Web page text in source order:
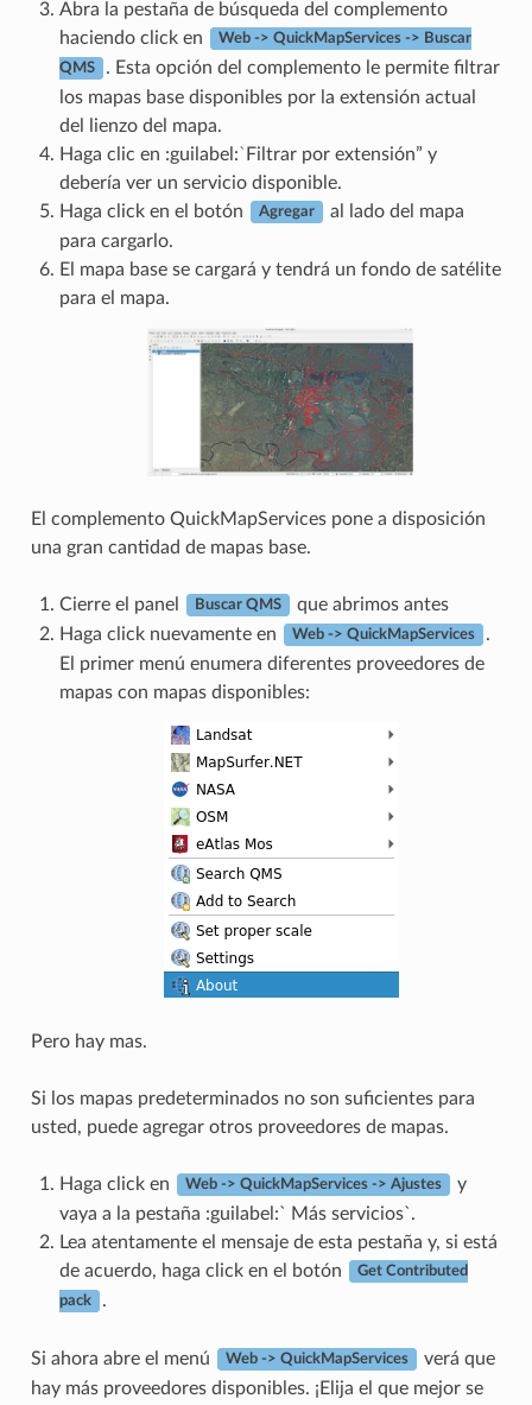
Abra la pestaña de búsqueda del complemento
haciendo click en
Web -> QuickMapServices -> Buscar
QMS
. Esta opción del complemento le permite filtrar
los mapas base disponibles por la extensión actual
del lienzo del mapa.
Haga clic en :guilabel:` Filtrar por extensión” y
debería ver un servicio disponible.
Haga click en el botón
Agregar
al lado del mapa
para cargarlo.
El mapa base se cargará y tendrá un fondo de satélite
para el mapa.
El complemento QuickMapServices pone a disposición
una gran cantidad de mapas base.
Cierre el panel Buscar QMS
que abrimos antes
Haga click nuevamente en
Web -> QuickMapServices
.
El primer menú enumera diferentes proveedores de
mapas con mapas disponibles:
Pero hay mas.
Si los mapas predeterminados no son suficientes para
usted, puede agregar otros proveedores de mapas.
Haga click en Web -> QuickMapServices -> Ajustes
y
vaya a la pestaña :guilabel:` Más servicios`.
Lea atentamente el mensaje de esta pestaña y, si está
de acuerdo, haga click en el botón
Get Contributed
pack .
Si ahora abre el menú Web -> QuickMapServices
verá que
hay más proveedores disponibles. ¡Elija el que mejor se